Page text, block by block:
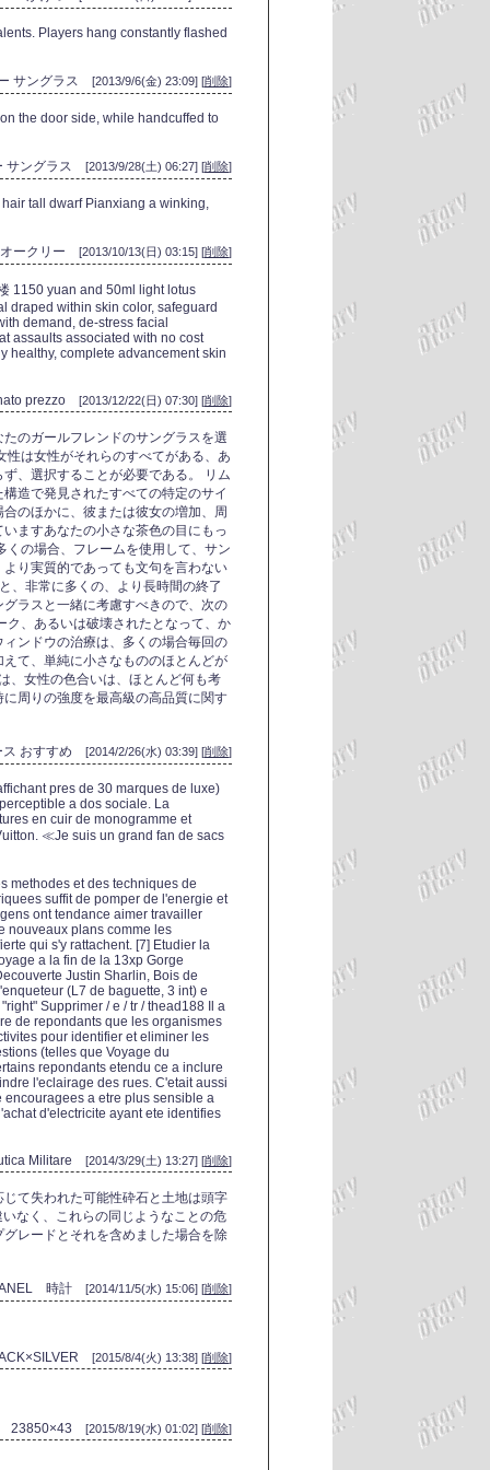
Players hang constantly flashed
サングラス [2013/9/6(金) 23:09] [削除]
the door side, while handcuffed to
サングラス [2013/9/28(土) 06:27] [削除]
tall dwarf Pianxiang a winking,
オークリー [2013/10/13(日) 03:15] [削除]
1150 yuan and 50ml light lotus
draped within skin color, safeguard
demand, de-stress facial
assaults associated with no cost
healthy, complete advancement skin
prezzo [2013/12/22(日) 07:30] [削除]
のガールフレンドのサングラスを選
は女性がそれらのすべてがある、あ
、選択することが必要である。 リム
造で発見されたすべての特定のサイ
のほかに、彼または彼女の増加、周
ますあなたの小さな茶色の目にもっ
の場合、フレームを使用して、サン
り実質的であっても文句を言わない
、非常に多くの、より長時間の終了
ラスと一緒に考慮すべきので、次の
ク、あるいは破壊されたとなって、か
ンドウの治療は、多くの場合毎回の
て、単純に小さなもののほとんどが
、女性の色合いは、ほとんど何も考
周りの強度を最高級の高品質に関す
ス おすすめ [2014/2/26(水) 03:39] [削除]
pres de 30 marques de luxe)
a dos sociale. La
en cuir de monogramme et
≪Je suis un grand fan de sacs
methodes et des techniques de
suffit de pomper de l'energie et
ont tendance aimer travailler
nouveaux plans comme les
qui s'y rattachent. [7] Etudier la
a la fin de la 13xp Gorge
Justin Sharlin, Bois de
(L7 de baguette, 3 int) e
Supprimer / e / tr / thead188 Il a
de repondants que les organismes
pour identifier et eliminer les
(telles que Voyage du
repondants etendu ce a inclure
l'eclairage des rues. C'etait aussi
a etre plus sensible a
d'electricite ayant ete identifies
Militare [2014/3/29(土) 13:27] [削除]
て失われた可能性砕石と土地は頭字
なく、これらの同じようなことの危
レードとそれを含めました場合を除
時計 [2014/11/5(水) 15:06] [削除]
[2015/8/4(火) 13:38] [削除]
23850×43 [2015/8/19(水) 01:02] [削除]